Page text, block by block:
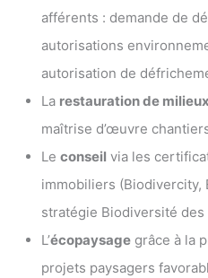
afférents : demande de
autorisations
autorisation de
La restauration de
maîtrise d’œuvre
Leconseil via les
immobiliers (Biodivercity,
stratégie Biodiversité des
L’écopaysage grâce à la
projets paysagers